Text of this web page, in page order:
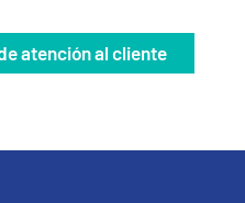
atención al cliente